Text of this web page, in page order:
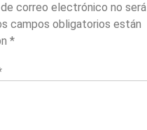
correo electrónico no será
campos obligatorios están
*